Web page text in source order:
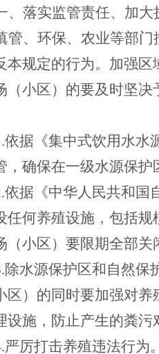
、落实监管责任、加大
管、环保、农业等部
本规定的行为。加强
（小区）的要及时坚
依据《集中式饮用水水
，确保在一级水源保
依据《中华人民共和国
任何养殖设施，包括
（小区）要限期全部关
除水源保护区和自然保
区）的同时要加强对
设施，防止产生的粪
严厉打击养殖违法行为